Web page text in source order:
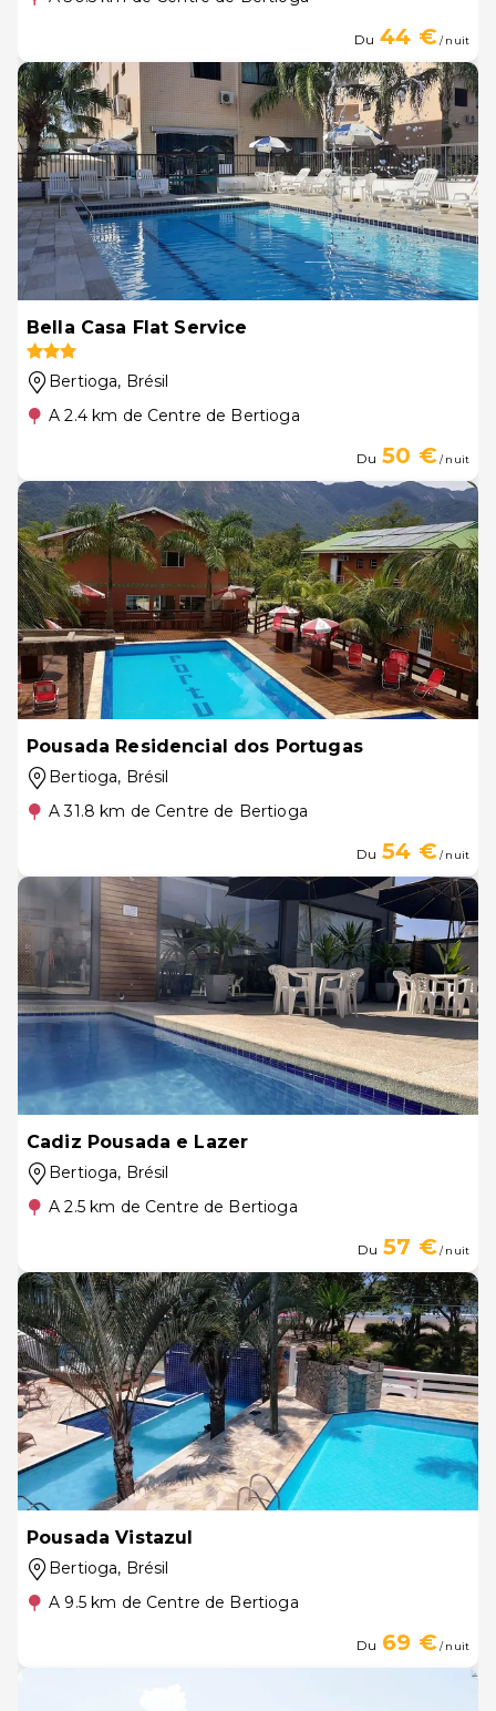
Du 44 €/ nuit
Bella Casa Flat Service
Bertioga, Brésil
A 2.4 km de Centre de Bertioga
Du 50 €/ nuit
Pousada Residencial dos Portugas
Bertioga, Brésil
A 31.8 km de Centre de Bertioga
Du 54 €/ nuit
Cadiz Pousada e Lazer
Bertioga, Brésil
A 2.5 km de Centre de Bertioga
Du 57 €/ nuit
Pousada Vistazul
Bertioga, Brésil
A 9.5 km de Centre de Bertioga
Du 69 €/ nuit